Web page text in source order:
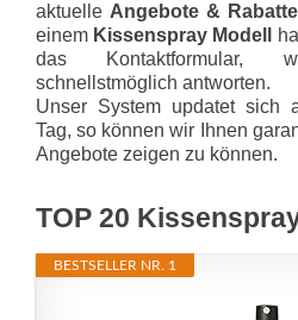
aktuelle Angebote & Rabatte
einem Kissenspray Modell
das Kontaktformular,
schnellstmöglich antworten.
Unser System updatet sich
Tag, so können wir Ihnen
Angebote zeigen zu können.
TOP 20
BESTSELLER NR. 1